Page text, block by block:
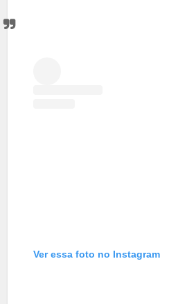
Ver essa foto no Instagram